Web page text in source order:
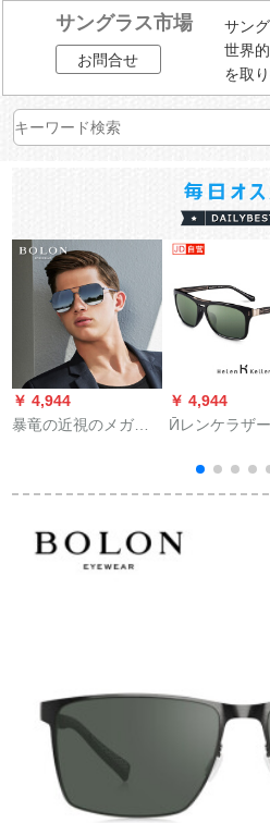
サングラス市場
お問合せ
サン
世界
を取
￥ 4,944
暴竜の近視のメガネ
ッシュフレームの近
転のミラTCBL 7021
D 70-鏡の枠の電気光
￥ 4,944
Ӣレンケラザー
ジドライバー
8379黒枠P 01